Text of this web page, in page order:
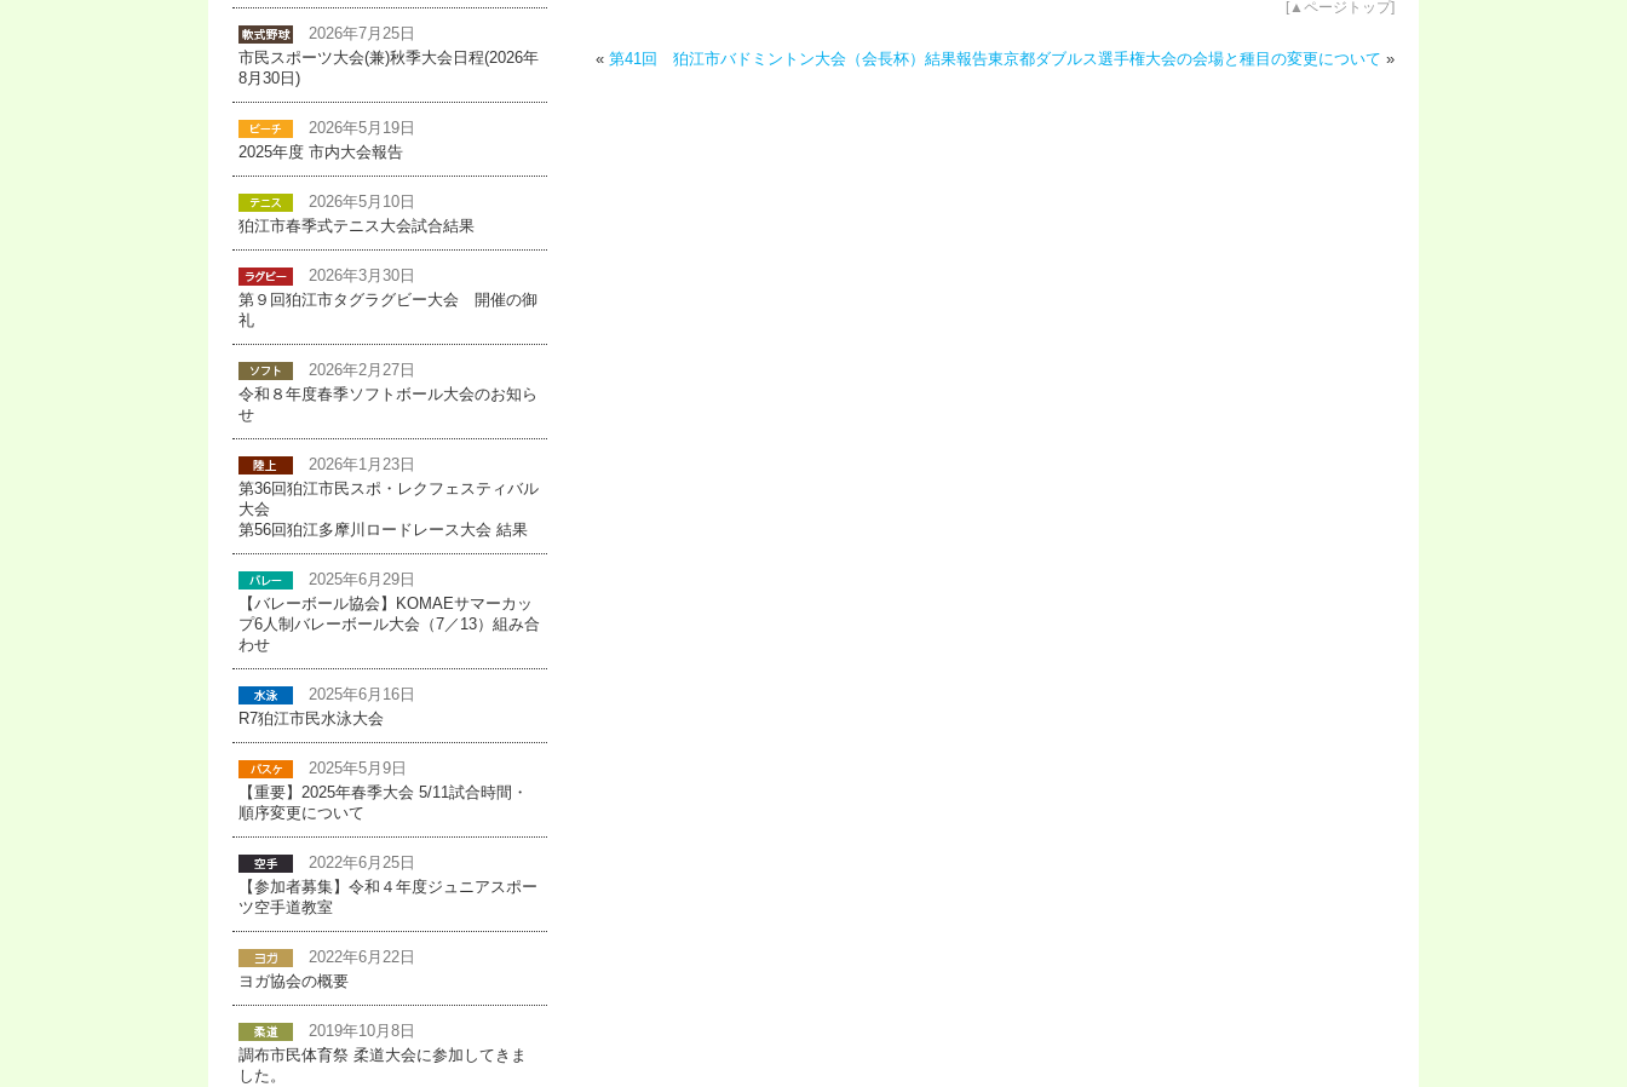
[▲ページトップ]
« 第41回 狛江市バドミントン大会（会長杯）結果報告東京都ダブルス選手権大会の会場と種目の変更について »
2026年7月25日
市民スポーツ大会(兼)秋季大会日程(2026年
8月30日)
2026年5月19日
2025年度 市内大会報告
2026年5月10日
狛江市春季式テニス大会試合結果
2026年3月30日
第９回狛江市タグラグビー大会 開催の御
礼
2026年2月27日
令和８年度春季ソフトボール大会のお知ら
せ
2026年1月23日
第36回狛江市民スポ・レクフェスティバル
大会
第56回狛江多摩川ロードレース大会 結果
2025年6月29日
【バレーボール協会】KOMAEサマーカッ
プ6人制バレーボール大会（7／13）組み合
わせ
2025年6月16日
R7狛江市民水泳大会
2025年5月9日
【重要】2025年春季大会 5/11試合時間・
順序変更について
2022年6月25日
【参加者募集】令和４年度ジュニアスポー
ツ空手道教室
2022年6月22日
ヨガ協会の概要
2019年10月8日
調布市民体育祭 柔道大会に参加してきま
した。